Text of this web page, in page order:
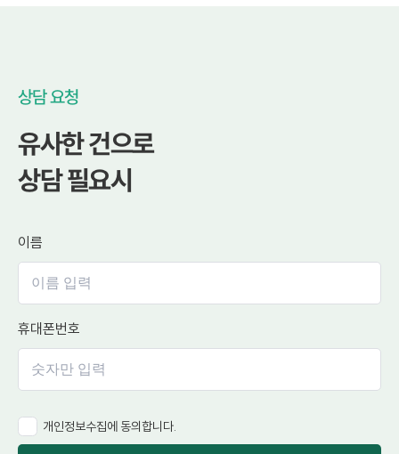
상담 요청
유사한 건으로
상담 필요시
이름
휴대폰번호
개인정보수집에 동의합니다.